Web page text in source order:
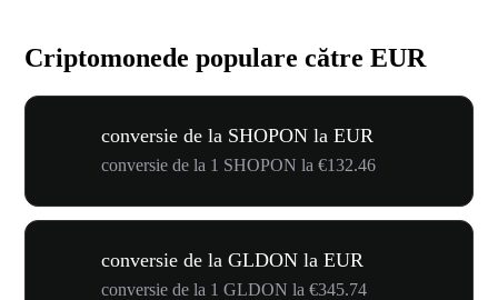
Criptomonede populare către EUR
conversie de la SHOPON la EUR
conversie de la 1 SHOPON la €132.46
conversie de la GLDON la EUR
conversie de la 1 GLDON la €345.74